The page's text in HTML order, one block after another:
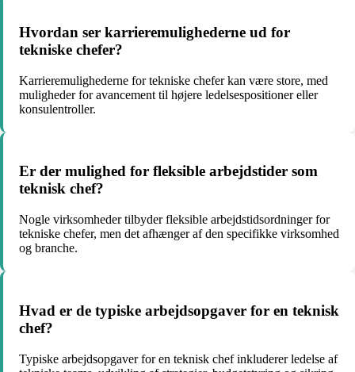
Hvordan ser karrieremulighederne ud for
tekniske chefer?
Karrieremulighederne for tekniske chefer kan være store, med
muligheder for avancement til højere ledelsespositioner eller
konsulentroller.
Er der mulighed for fleksible arbejdstider som
teknisk chef?
Nogle virksomheder tilbyder fleksible arbejdstidsordninger for
tekniske chefer, men det afhænger af den specifikke virksomhed
og branche.
Hvad er de typiske arbejdsopgaver for en teknisk
chef?
Typiske arbejdsopgaver for en teknisk chef inkluderer ledelse af